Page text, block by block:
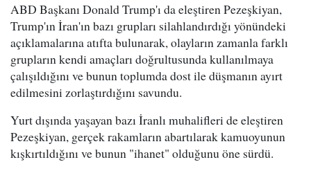
ABD Başkanı Donald Trump'ı da eleştiren Pezeşkiyan,
Trump'ın İran'ın bazı grupları silahlandırdığı yönündeki
açıklamalarına atıfta bulunarak, olayların zamanla farklı
grupların kendi amaçları doğrultusunda kullanılmaya
çalışıldığını ve bunun toplumda dost ile düşmanın ayırt
edilmesini zorlaştırdığını savundu.
Yurt dışında yaşayan bazı İranlı muhalifleri de eleştiren
Pezeşkiyan, gerçek rakamların abartılarak kamuoyunun
kışkırtıldığını ve bunun "ihanet" olduğunu öne sürdü.